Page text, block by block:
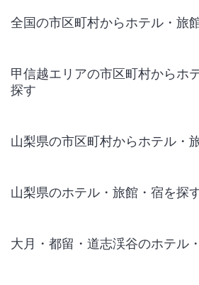
全国の市区町村からホテル・旅
甲信越エリアの市区町村からホ
探す
山梨県の市区町村からホテル・
山梨県のホテル・旅館・宿を探
大月・都留・道志渓谷のホテル